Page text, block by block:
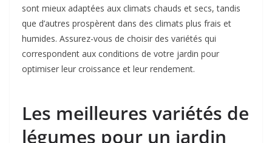
sont mieux adaptées aux climats chauds et secs, tandis
que d’autres prospèrent dans des climats plus frais et
humides. Assurez-vous de choisir des variétés qui
correspondent aux conditions de votre jardin pour
optimiser leur croissance et leur rendement.
Les meilleures variétés de
légumes pour un jardin